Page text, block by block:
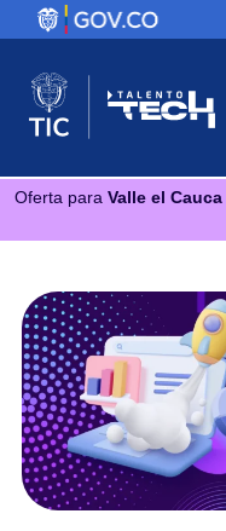
Oferta para Valle el Cauca